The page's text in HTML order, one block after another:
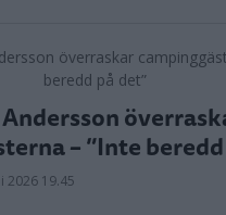
– ”Inte
2026 19.45